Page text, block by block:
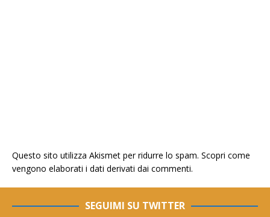
Questo sito utilizza Akismet per ridurre lo spam. Scopri come
vengono elaborati i dati derivati dai commenti.
SEGUIMI SU TWITTER